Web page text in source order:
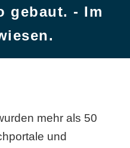
gebaut. - Im
mehr als 50
und